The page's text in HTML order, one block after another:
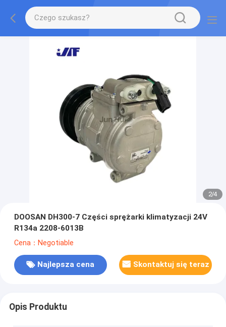
2/4
DOOSAN DH300-7 Części sprężarki klimatyzacji 24V
R134a 2208-6013B
Cena：Negotiable
Najlepsza cena Skontaktuj się teraz
Opis Produktu